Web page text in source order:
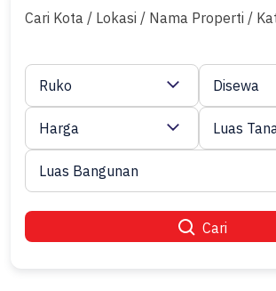
Cari Kota / Lokasi / Nama Properti /
Cari
Ruko Disewa
Harga Luas
Luas Bangunan